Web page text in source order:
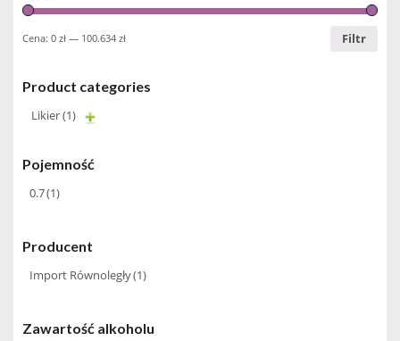
Filtr
Cena: 0 zł — 100.634 zł
Product categories
Likier(1)
Pojemność
0.7(1)
Producent
Import Równoległy(1)
Zawartość alkoholu